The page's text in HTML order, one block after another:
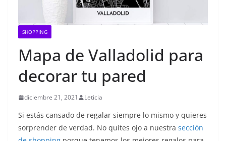
SHOPPING
Mapa de Valladolid para
decorar tu pared
diciembre 21, 2021 Leticia
Si estás cansado de regalar siempre lo mismo y quieres
sorprender de verdad. No quites ojo a nuestra sección